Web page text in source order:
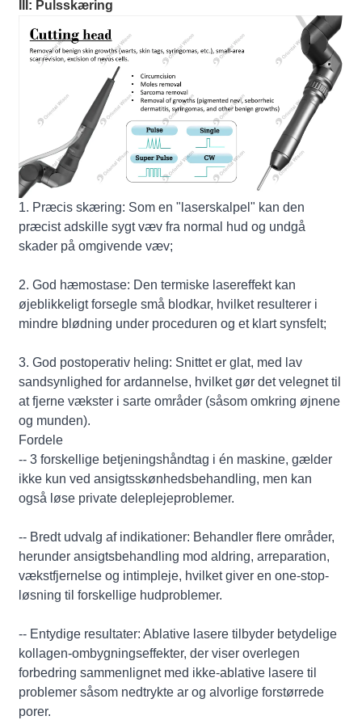
III: Pulsskæring
1. Præcis skæring: Som en "laserskalpel" kan den
præcist adskille sygt væv fra normal hud og undgå
skader på omgivende væv;
2. God hæmostase: Den termiske lasereffekt kan
øjeblikkeligt forsegle små blodkar, hvilket resulterer i
mindre blødning under proceduren og et klart synsfelt;
3. God postoperativ heling: Snittet er glat, med lav
sandsynlighed for ardannelse, hvilket gør det velegnet til
at fjerne vækster i sarte områder (såsom omkring øjnene
og munden).
Fordele
-- 3 forskellige betjeningshåndtag i én maskine, gælder
ikke kun ved ansigtsskønhedsbehandling, men kan
også løse private deleplejeproblemer.
-- Bredt udvalg af indikationer: Behandler flere områder,
herunder ansigtsbehandling mod aldring, arreparation,
vækstfjernelse og intimpleje, hvilket giver en one-stop-
løsning til forskellige hudproblemer.
-- Entydige resultater: Ablative lasere tilbyder betydelige
kollagen-ombygningseffekter, der viser overlegen
forbedring sammenlignet med ikke-ablative lasere til
problemer såsom nedtrykte ar og alvorlige forstørrede
porer.